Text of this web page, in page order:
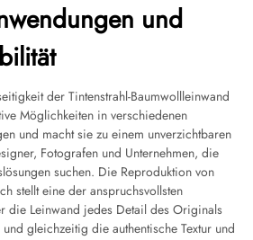
und
der Tintenstrahl-Baumwollleinwand
Möglichkeiten in verschiedenen
und macht sie zu einem unverzichtbaren
Fotografen und Unternehmen, die
suchen. Die Reproduktion von
stellt eine der anspruchsvollsten
die Leinwand jedes Detail des Originals
gleichzeitig die authentische Textur und